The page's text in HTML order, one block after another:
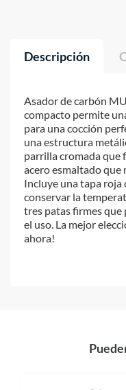
Descripción
Asador de carbón
compacto permite
para una cocción
una estructura
parrilla cromada que
acero esmaltado que
Incluye una tapa roja
conservar la
tres patas firmes
el uso. La mejor
ahora!